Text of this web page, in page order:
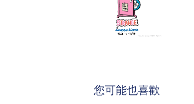
您可能也喜歡